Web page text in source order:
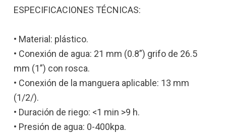
ESPECIFICACIONES TÉCNICAS:
• Material: plástico.
• Conexión de agua: 21 mm (0.8”) grifo de 26.5
mm (1”) con rosca.
• Conexión de la manguera aplicable: 13 mm
(1/2/).
• Duración de riego: <1 min >9 h.
• Presión de agua: 0-400kpa.